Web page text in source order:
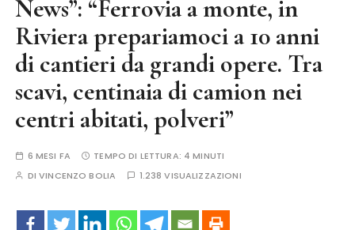
News”: “Ferrovia a monte, in
Riviera prepariamoci a 10 anni
di cantieri da grandi opere. Tra
scavi, centinaia di camion nei
centri abitati, polveri”
6 MESI FA TEMPO DI LETTURA: 4 MINUTI
DIVINCENZO BOLIA 1.238 VISUALIZZAZIONI